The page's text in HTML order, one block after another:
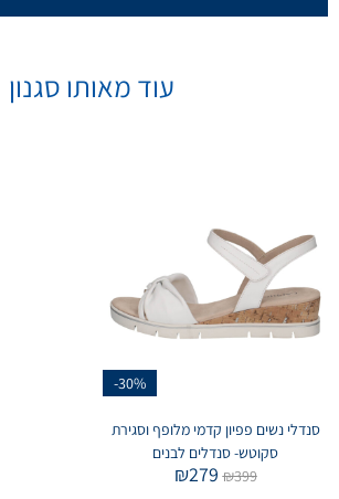
עוד מאותו סגנון
-30%
סנדלי נשים פפיון קדמי מלופף וסגירת
סקוטש- סנדלים לבנים
₪399
₪279